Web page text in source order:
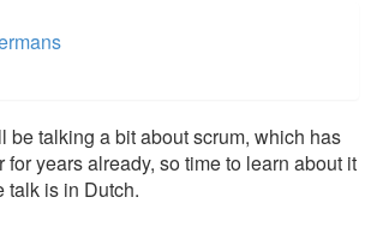
be talking a bit about scrum, which has
years already, so time to learn about it
talk is in Dutch.